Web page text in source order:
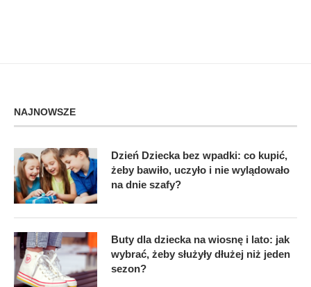
NAJNOWSZE
Dzień Dziecka bez wpadki: co kupić,
żeby bawiło, uczyło i nie wylądowało
na dnie szafy?
Buty dla dziecka na wiosnę i lato: jak
wybrać, żeby służyły dłużej niż jeden
sezon?